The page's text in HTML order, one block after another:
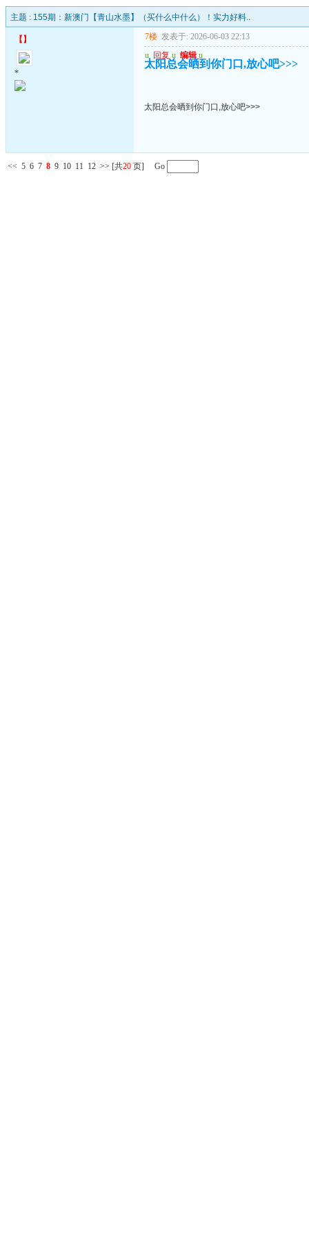
主题 : 155期：新澳门【青山水墨】（买什么中什么）！实力好料..
【 】
*
7楼 发表于: 2026-06-03 22:13
u 回复 u 编辑 u
太阳总会晒到你门口,放心吧>>>
太阳总会晒到你门口,放心吧>>>
<< 5 6 7 8 9 10 11 12 >> [共20 页] Go